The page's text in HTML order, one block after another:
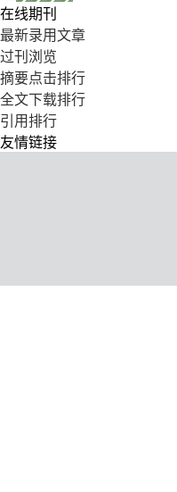
在线期刊
最新录用文章
过刊浏览
摘要点击排行
全文下载排行
引用排行
友情链接